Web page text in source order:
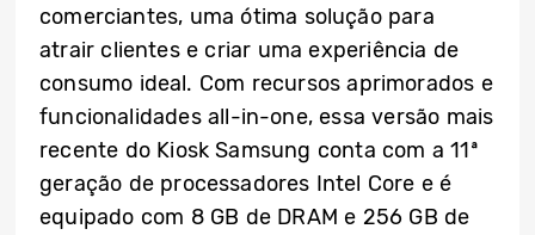
comerciantes, uma ótima solução para
atrair clientes e criar uma experiência de
consumo ideal. Com recursos aprimorados e
funcionalidades all-in-one, essa versão mais
recente do Kiosk Samsung conta com a 11ª
geração de processadores Intel Core e é
equipado com 8 GB de DRAM e 256 GB de